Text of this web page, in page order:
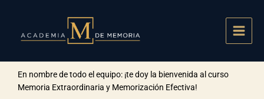
contenido
En nombre de todo el equipo: ¡te doy la bienvenida al curso
Memoria Extraordinaria y Memorización Efectiva!